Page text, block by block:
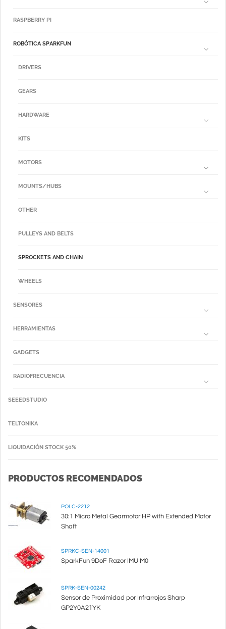
RASPBERRY PI
ROBÓTICA SPARKFUN
DRIVERS
GEARS
HARDWARE
KITS
MOTORS
MOUNTS/HUBS
OTHER
PULLEYS AND BELTS
SPROCKETS AND CHAIN
WHEELS
SENSORES
HERRAMIENTAS
GADGETS
RADIOFRECUENCIA
SEEEDSTUDIO
TELTONIKA
LIQUIDACIÓN STOCK 50%
PRODUCTOS RECOMENDADOS
POLC-2212
30:1 Micro Metal Gearmotor HP with Extended Motor
Shaft
SPRKC-SEN-14001
SparkFun 9DoF Razor IMU M0
SPRK-SEN-00242
Sensor de Proximidad por Infrarrojos Sharp
GP2Y0A21YK